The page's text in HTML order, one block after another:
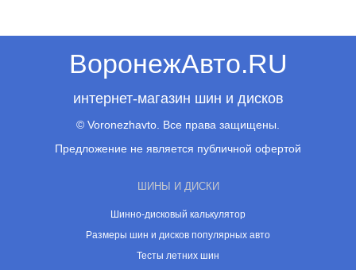
ВоронежАвто.RU
интернет-магазин шин и дисков
© Voronezhavto. Все права защищены.
Предложение не является публичной офертой
ШИНЫ И ДИСКИ
Шинно-дисковый калькулятор
Размеры шин и дисков популярных авто
Тесты летних шин